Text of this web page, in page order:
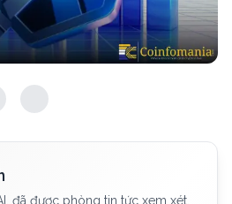
đã được phòng tin tức xem xét.